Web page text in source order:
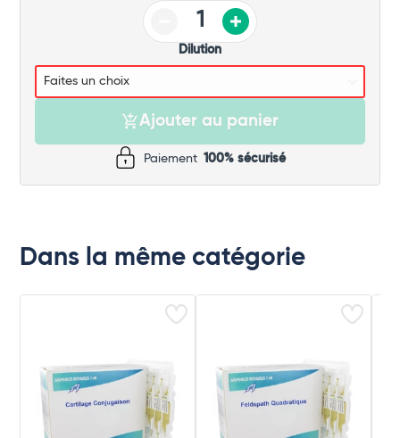
Dilution
Ajouter au panier
Paiement 100% sécurisé
Dans la même catégorie